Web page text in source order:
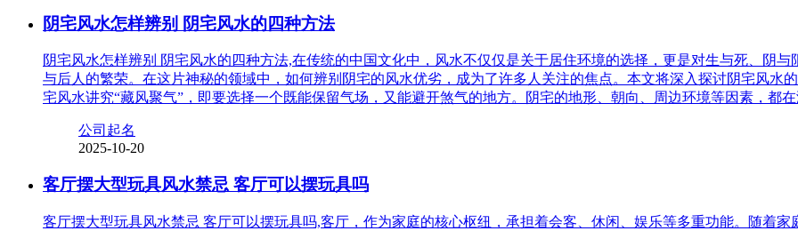
阴宅风水怎样辨别 阴宅风水的四种方法
阴宅风水怎样辨别 阴宅风水的四种方法,在传统的中国文化中，风水不仅仅是关于居住环境的选择，更是对生与死、阴
与后人的繁荣。在这片神秘的领域中，如何辨别阴宅的风水优劣，成为了许多人关注的焦点。本文将深入探讨阴宅风水
宅风水讲究“藏风聚气”，即要选择一个既能保留气场，又能避开煞气的地方。阴宅的地形、朝向、周边环境等因素，都
公司起名
2025-10-20
客厅摆大型玩具风水禁忌 客厅可以摆玩具吗
客厅摆大型玩具风水禁忌 客厅可以摆玩具吗,客厅，作为家庭的核心枢纽，承担着会客、休闲、娱乐等多重功能。随着